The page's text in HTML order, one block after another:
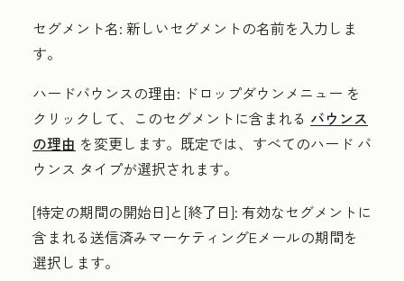
セグメント名: 新しいセグメントの名前を入力しま
す。
ハードバウンスの理由: ドロップダウンメニュー を
クリックして、このセグメントに含まれる バウンス
の理由 を変更します。既定では、すべてのハード バ
ウンス タイプが選択されます。
[特定の期間の開始日]と[終了日]: 有効なセグメントに
含まれる送信済みマーケティングEメールの期間を
選択します。